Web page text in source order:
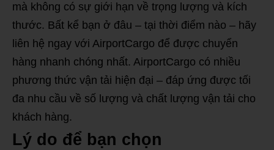
mà không có sự giới hạn về trọng lượng và kích
thước. Bất kể bạn ở đâu – tại thời điểm nào – hãy
liên hệ ngay với AirportCargo để được chuyển
hàng nhanh chóng nhất. AirportCargo có nhiều
phương thức vận tải hiện đại – đáp ứng được tối
đa nhu cầu về số lượng và chất lượng vận tải cho
khách hàng.
Lý do để bạn chọn